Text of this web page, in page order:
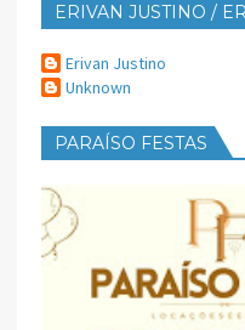
ERIVAN JUSTINO /
Erivan Justino
Unknown
PARAÍSO FESTAS